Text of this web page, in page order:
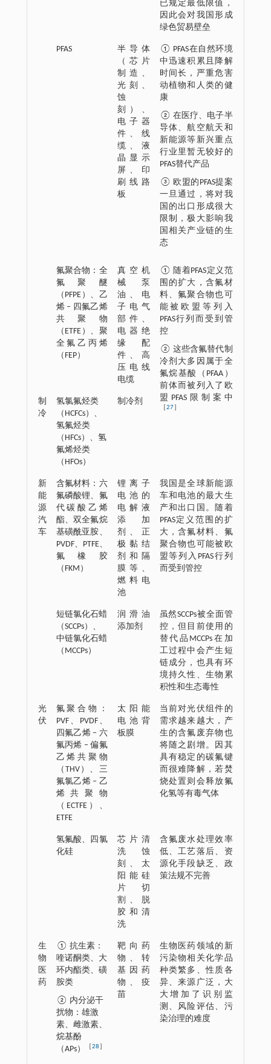
已规定最低限值，
因此会对我国形成
绿色贸易壁垒
PFAS
半导体
（芯片
制造、
光刻、
蚀
刻）、
电子器
件、线
缆、液
晶显示
屏、印
刷线路
板
① PFAS在自然环境
中迅速积累且降解
时间长，严重危害
动植物和人类的健
康
② 在医疗、电子半
导体、航空航天和
新能源等新兴重点
行业里暂无较好的
PFAS替代产品
③ 欧盟的PFAS提案
一旦通过，将对我
国的出口形成很大
限制，极大影响我
国相关产业链的生
态
氟聚合物：全
氟聚醚
（PFPE）、乙
烯 ‒ 四氟乙烯
共聚物
（ETFE）、聚
全氟乙丙烯
（FEP）
真空机
械泵
油、电
子电气
部件、
电器绝
缘配
件、高
压电线
电缆
① 随着PFAS定义范
围的扩大，含氟材
料、氟聚合物也可
能被欧盟等列入
PFAS行列而受到管
控
② 这些含氟替代制
冷剂大多因属于全
氟烷基酸（PFAA）
前体而被列入了欧
盟PFAS限制案中
27］
制
冷
氢氯氟烃类
（HCFCs）、
氢氟烃类
（HFCs）、氢
氟烯烃类
（HFOs）
制冷剂
新
能
源
汽
车
含氟材料：六
氟磷酸锂、氟
代碳酸乙烯
酯、双全氟烷
基磺酰亚胺、
PVDF、PTFE、
氟橡胶
（FKM）
锂离子
电池的
电解液
添加
剂、正
极黏结
剂和隔
膜等、
燃料电
池
我国是全球新能源
车和电池的最大生
产和出口国。随着
PFAS定义范围的扩
大，含氟材料、氟
聚合物也可能被欧
盟等列入PFAS行列
而受到管控
短链氯化石蜡
（SCCPs）、
中链氯化石蜡
（MCCPs）
润滑油
添加剂
虽然SCCPs被全面管
控，但目前使用的
替代品MCCPs在加
工过程中会产生短
链成分，也具有环
境持久性、生物累
积性和生态毒性
光
伏
氟聚合物：
PVF、PVDF、
四氟乙烯 ‒ 六
氟丙烯 ‒ 偏氟
乙烯共聚物
（THV）、三
氟氯乙烯 ‒ 乙
烯共聚物
（ECTFE）、
ETFE
太阳能
电池背
板膜
当前对光伏组件的
需求越来越大，产
生的含氟废弃物也
将随之剧增。因其
具有稳定的碳氟键
而很难降解，若焚
烧处置则会释放氟
化氢等有毒气体
氢氟酸、四氯
化硅
芯片清
洗蚀
刻、太
阳能硅
片切
割、脱
胶和清
洗
含氟废水处理效率
低、工艺落后、资
源化手段缺乏、政
策法规不完善
生
物
医
药
① 抗生素：
喹诺酮类、大
环内酯类、磺
胺类
② 内分泌干
扰物：雄激
素、雌激素、
烷基酚
（APs）
28
靶向药
物、转
基因药
物、疫
苗
生物医药领域的新
污染物相关化学品
种类繁多、性质各
异、来源广泛，大
大增加了识别监
测、风险评估、污
染治理的难度